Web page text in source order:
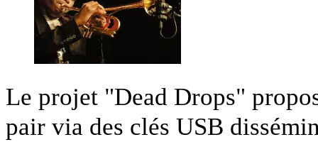
Le projet "Dead Drops"
pair via des clés USB